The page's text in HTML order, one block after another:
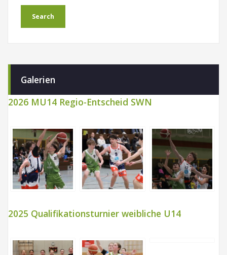
Galerien
2026 MU14 Regio-Entscheid SWN
2025 Qualifikationsturnier weibliche U14